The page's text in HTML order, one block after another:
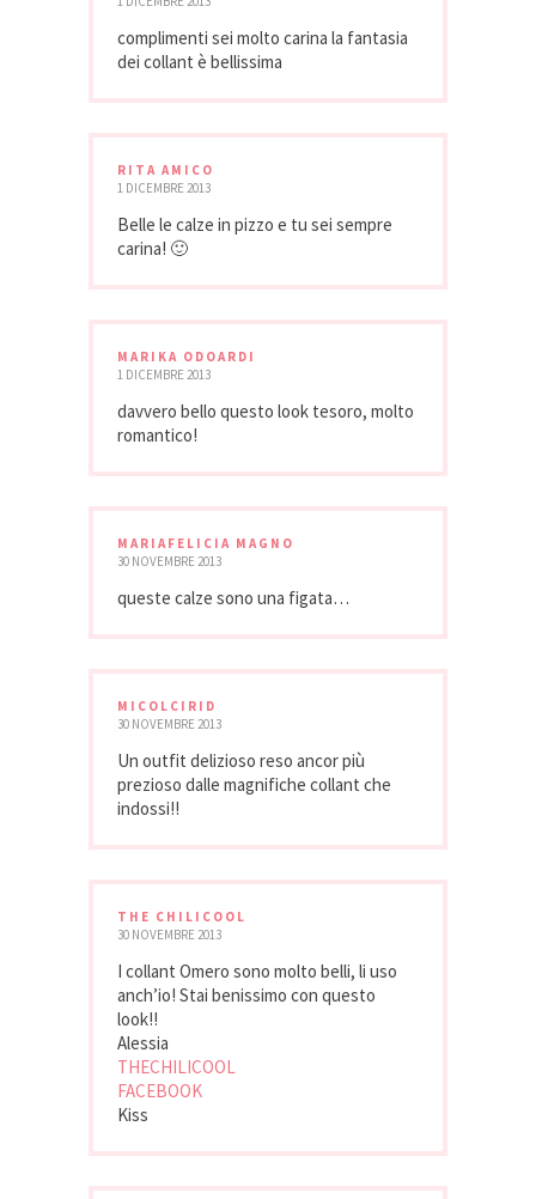
complimenti sei molto carina la fantasia
dei collant è bellissima
RITA AMICO
1 DICEMBRE 2013
Belle le calze in pizzo e tu sei sempre
carina! 🙂
MARIKA ODOARDI
1 DICEMBRE 2013
davvero bello questo look tesoro, molto
romantico!
MARIAFELICIA MAGNO
30 NOVEMBRE 2013
queste calze sono una figata…
MICOLCIRID
30 NOVEMBRE 2013
Un outfit delizioso reso ancor più
prezioso dalle magnifiche collant che
indossi!!
THE CHILICOOL
30 NOVEMBRE 2013
I collant Omero sono molto belli, li uso
anch’io! Stai benissimo con questo
look!!
Alessia
THECHILICOOL
FACEBOOK
Kiss